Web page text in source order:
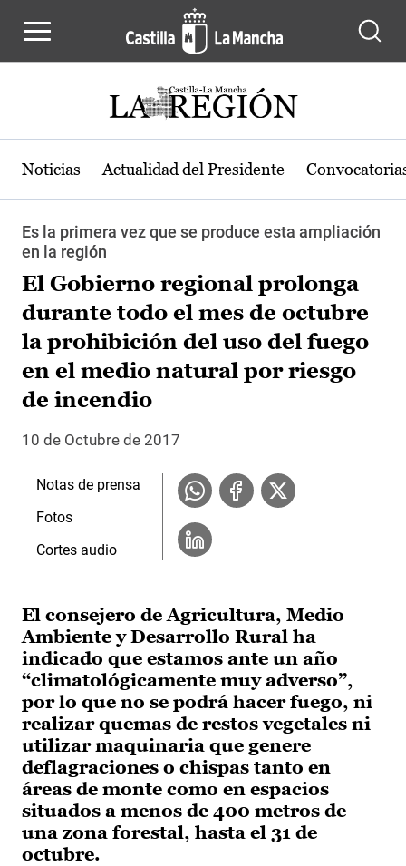
Noticias Actualidad del Presidente
Es la primera vez que se produce esta ampliación
en la región
El Gobierno regional prolonga
durante todo el mes de octubre
la prohibición del uso del fuego
en el medio natural por riesgo
de incendio
10 de Octubre de 2017
El consejero de Agricultura, Medio
Ambiente y Desarrollo Rural ha
indicado que estamos ante un año
“climatológicamente muy adverso”,
por lo que no se podrá hacer fuego, ni
realizar quemas de restos vegetales ni
utilizar maquinaria que genere
deflagraciones o chispas tanto en
áreas de monte como en espacios
situados a menos de 400 metros de
una zona forestal, hasta el 31 de
octubre.
Notas de prensa
Fotos
Cortes audio